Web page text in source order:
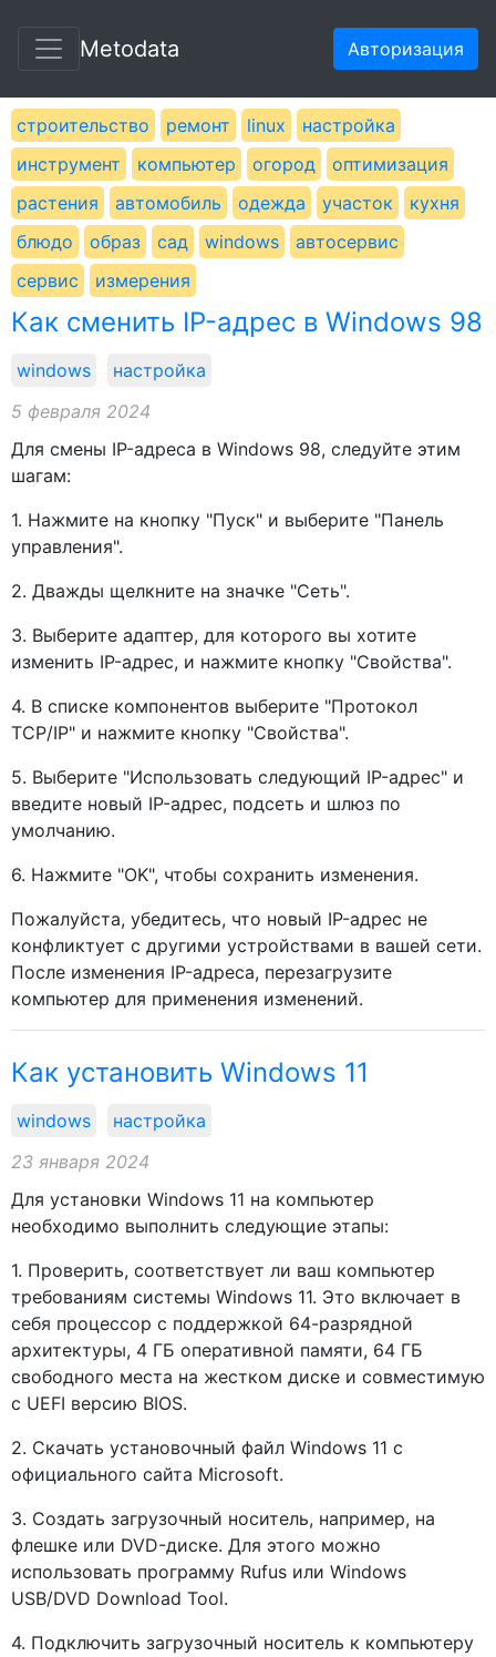
Metodata Авторизация
строительство ремонт linux
настройка
инструмент
компьютер огород
оптимизация
растения
автомобиль одежда участок
кухня
блюдо
образ сад windows
автосервис
сервис
измерения
Как сменить IP-адрес в Windows 98
windows
настройка
5 февраля 2024
Для смены IP-адреса в Windows 98, следуйте этим
шагам:
1. Нажмите на кнопку "Пуск" и выберите "Панель
управления".
2. Дважды щелкните на значке "Сеть".
3. Выберите адаптер, для которого вы хотите
изменить IP-адрес, и нажмите кнопку "Свойства".
4. В списке компонентов выберите "Протокол
TCP/IP" и нажмите кнопку "Свойства".
5. Выберите "Использовать следующий IP-адрес" и
введите новый IP-адрес, подсеть и шлюз по
умолчанию.
6. Нажмите "OK", чтобы сохранить изменения.
Пожалуйста, убедитесь, что новый IP-адрес не
конфликтует с другими устройствами в вашей сети.
После изменения IP-адреса, перезагрузите
компьютер для применения изменений.
Как установить Windows 11
windows
настройка
23 января 2024
Для установки Windows 11 на компьютер
необходимо выполнить следующие этапы:
1. Проверить, соответствует ли ваш компьютер
требованиям системы Windows 11. Это включает в
себя процессор с поддержкой 64-разрядной
архитектуры, 4 ГБ оперативной памяти, 64 ГБ
свободного места на жестком диске и совместимую
с UEFI версию BIOS.
2. Скачать установочный файл Windows 11 с
официального сайта Microsoft.
3. Создать загрузочный носитель, например, на
флешке или DVD-диске. Для этого можно
использовать программу Rufus или Windows
USB/DVD Download Tool.
4. Подключить загрузочный носитель к компьютеру